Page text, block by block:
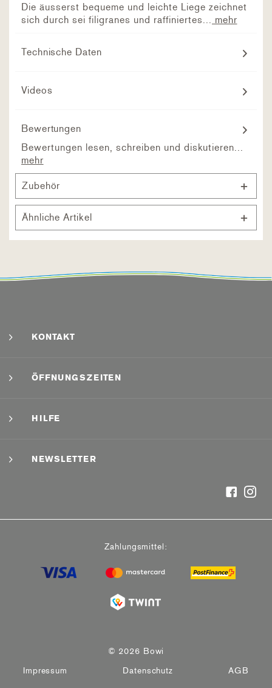
Die äusserst bequeme und leichte Liege zeichnet
sich durch sei filigranes und raffiniertes...
mehr
Technische Daten
Videos
Bewertungen
Bewertungen lesen, schreiben und diskutieren...
mehr
Zubehör
Ähnliche Artikel
KONTAKT
ÖFFNUNGSZEITEN
HILFE
NEWSLETTER
Impressum Datenschutz AGB
© 2026 Bowi
Zahlungsmittel: